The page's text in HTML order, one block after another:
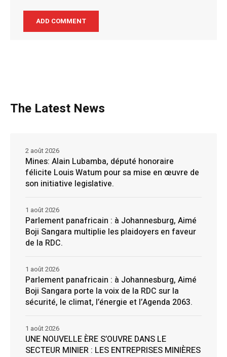
The Latest News
Mines: Alain Lubamba, député honoraire
félicite Louis Watum pour sa mise en œuvre de
son initiative legislative.
2 août 2026
Parlement panafricain : à Johannesburg, Aimé
Boji Sangara multiplie les plaidoyers en faveur
de la RDC.
1 août 2026
Parlement panafricain : à Johannesburg, Aimé
Boji Sangara porte la voix de la RDC sur la
sécurité, le climat, l’énergie et l’Agenda 2063.
1 août 2026
UNE NOUVELLE ÈRE S’OUVRE DANS LE
SECTEUR MINIER : LES ENTREPRISES MINIÈRES
1 août 2026